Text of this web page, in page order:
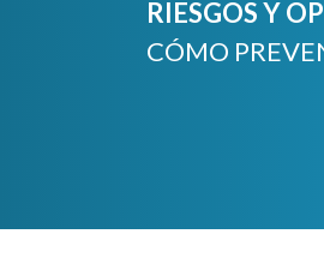
RIESGOS Y
CÓMO